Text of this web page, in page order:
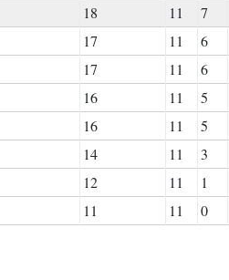
18 11 7
17 11 6
17 11 6
16 11 5
16 11 5
14 11 3
12 11 1
11 11 0